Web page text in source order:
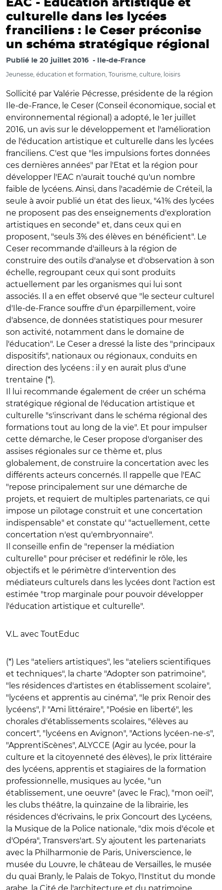
EAC - Education artistique et
culturelle dans les lycées
franciliens : le Ceser préconise
un schéma stratégique régional
Publié le 20 juillet 2016 Ile-de-France
Jeunesse, éducation et formation, Tourisme, culture, loisirs
Sollicité par Valérie Pécresse, présidente de la région
Ile-de-France, le Ceser (Conseil économique, social et
environnemental régional) a adopté, le 1er juillet
2016, un avis sur le développement et l'amélioration
de l'éducation artistique et culturelle dans les lycées
franciliens. C'est que "les impulsions fortes données
ces dernières années" par l'Etat et la région pour
développer l'EAC n'aurait touché qu'un nombre
faible de lycéens. Ainsi, dans l'académie de Créteil, la
seule à avoir publié un état des lieux, "41% des lycées
ne proposent pas des enseignements d'exploration
artistiques en seconde" et, dans ceux qui en
proposent, "seuls 3% des élèves en bénéficient". Le
Ceser recommande d'ailleurs à la région de
construire des outils d'analyse et d'observation à son
échelle, regroupant ceux qui sont produits
actuellement par les organismes qui lui sont
associés. Il a en effet observé que "le secteur culturel
d'Ile-de-France souffre d'un éparpillement, voire
d'absence, de données statistiques pour mesurer
son activité, notamment dans le domaine de
l'éducation". Le Ceser a dressé la liste des "principaux
dispositifs", nationaux ou régionaux, conduits en
direction des lycéens : il y en aurait plus d'une
trentaine (*).
Il lui recommande également de créer un schéma
stratégique régional de l'éducation artistique et
culturelle "s'inscrivant dans le schéma régional des
formations tout au long de la vie". Et pour impulser
cette démarche, le Ceser propose d'organiser des
assises régionales sur ce thème et, plus
globalement, de construire la concertation avec les
différents acteurs concernés. Il rappelle que l'EAC
"repose principalement sur une démarche de
projets, et requiert de multiples partenariats, ce qui
impose un pilotage construit et une concertation
indispensable" et constate qu' "actuellement, cette
concertation n'est qu'embryonnaire".
Il conseille enfin de "repenser la médiation
culturelle" pour préciser et redéfinir le rôle, les
objectifs et le périmètre d'intervention des
médiateurs culturels dans les lycées dont l'action est
estimée "trop marginale pour pouvoir développer
l'éducation artistique et culturelle".
V.L. avec ToutEduc
(*) Les "ateliers artistiques", les "ateliers scientifiques
et techniques", la charte "Adopter son patrimoine",
"les résidences d'artistes en établissement scolaire",
"lycéens et apprentis au cinéma", "le prix Renoir des
lycéens", l' "Ami littéraire", "Poésie en liberté", les
chorales d'établissements scolaires, "élèves au
concert", "lycéens en Avignon", "Actions lycéen-ne-s",
"ApprentiScènes", ALYCCE (Agir au lycée, pour la
culture et la citoyenneté des élèves), le prix littéraire
des lycéens, apprentis et stagiaires de la formation
professionnelle, musiques au lycée, "un
établissement, une oeuvre" (avec le Frac), "mon oeil",
les clubs théâtre, la quinzaine de la librairie, les
résidences d'écrivains, le prix Goncourt des Lycéens,
la Musique de la Police nationale, "dix mois d'école et
d'Opéra", Transvers'art. S'y ajoutent les partenariats
avec la Philharmonie de Paris, Universcience, le
musée du Louvre, le château de Versailles, le musée
du quai Branly, le Palais de Tokyo, l'Institut du monde